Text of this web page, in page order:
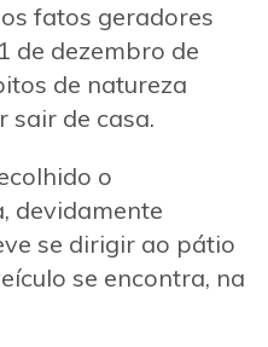
fatos geradores
de dezembro de
de natureza
sair de casa.
o
devidamente
se dirigir ao pátio
se encontra, na